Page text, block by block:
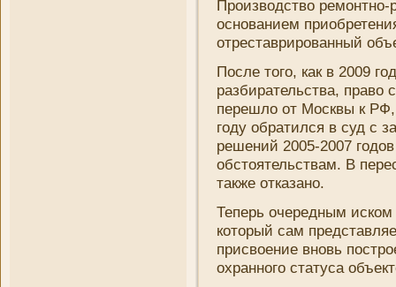
Производство ремонтно-
основани­ем
отреставрированный
После того, как в 2009
разбирательства, право
перешло от Москвы к РФ,
году обратился в суд с
решени­й 2005-2007
обстоятельствам. В
также отказано.
Теперь очередным иском
который сам
присвоени­е вновь
охранного статуса